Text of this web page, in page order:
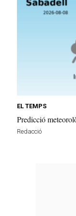
EL TEMPS
Predicció
Redacció